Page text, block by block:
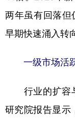
两年虽有回落
早期快速涌入转
一级市场活
行业的扩容
研究院报告显示